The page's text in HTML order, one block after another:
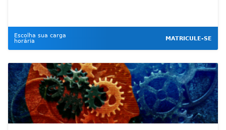
Escolha sua carga
horária
MATRICULE-SE